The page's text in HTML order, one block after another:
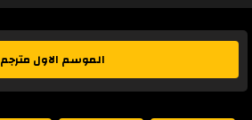
الموسم الاول مترجم